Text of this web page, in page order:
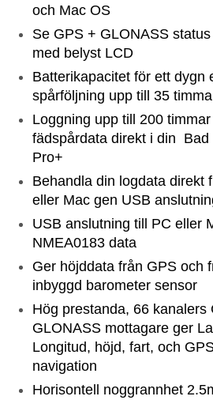
och Mac OS
Se GPS + GLONASS
med belyst LCD
Batterikapacitet för ett dygn
spårföljning upp till 35
Loggning upp till 200
fädspårdata direkt i din Bad
Pro+
Behandla din logdata direkt
eller Mac gen USB
USB anslutning till PC eller
NMEA0183 data
Ger höjddata från GPS och
inbyggd barometer sensor
Hög prestanda, 66 kanalers
GLONASS mottagare ger
Longitud, höjd, fart, och
navigation
Horisontell noggrannhet